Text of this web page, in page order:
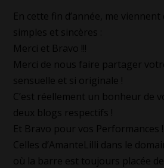
En cette fin d’année, me
simples et sincères :
Merci et Bravo !!!
Merci de nous faire partager
sensuelle et si originale !
C’est réellement un bonheur de
deux blogs respectifs !
Et Bravo pour vos Performances !
Celles d’AmanteLilli dans le
où la barre est toujours placée